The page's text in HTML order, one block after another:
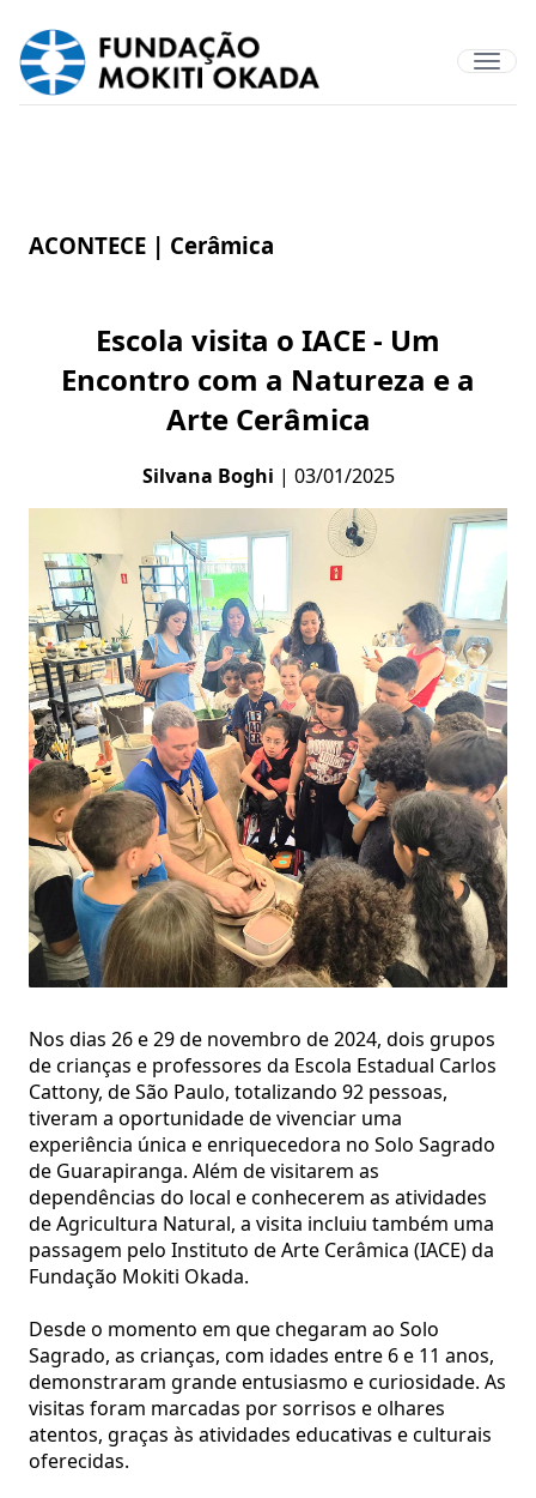
ACONTECE | Cerâmica
Escola visita o IACE - Um
Encontro com a Natureza e a
Arte Cerâmica
Silvana Boghi | 03/01/2025
Nos dias 26 e 29 de novembro de 2024, dois grupos
de crianças e professores da Escola Estadual Carlos
Cattony, de São Paulo, totalizando 92 pessoas,
tiveram a oportunidade de vivenciar uma
experiência única e enriquecedora no Solo Sagrado
de Guarapiranga. Além de visitarem as
dependências do local e conhecerem as atividades
de Agricultura Natural, a visita incluiu também uma
passagem pelo Instituto de Arte Cerâmica (IACE) da
Fundação Mokiti Okada.
Desde o momento em que chegaram ao Solo
Sagrado, as crianças, com idades entre 6 e 11 anos,
demonstraram grande entusiasmo e curiosidade. As
visitas foram marcadas por sorrisos e olhares
atentos, graças às atividades educativas e culturais
oferecidas.